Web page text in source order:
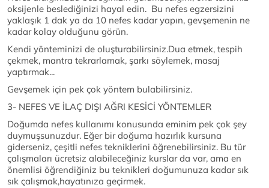
oksijenle beslediğinizi hayal edin. Bu nefes egzersizini
yaklaşık 1 dak ya da 10 nefes kadar yapın, gevşemenin ne
kadar kolay olduğunu görün.
Kendi yönteminizi de oluşturabilirsiniz.Dua etmek, tespih
çekmek, mantra tekrarlamak, şarkı söylemek, masaj
yaptırmak...
Gevşemek için pek çok yöntem bulabilirsiniz.
3- NEFES VE İLAÇ DIŞI AĞRI KESİCİ YÖNTEMLER
Doğumda nefes kullanımı konusunda eminim pek çok şey
duymuşsunuzdur. Eğer bir doğuma hazırlık kursuna
giderseniz, çeşitli nefes tekniklerini öğrenebilirsiniz. Bu tür
çalışmaları ücretsiz alabileceğiniz kurslar da var, ama en
önemlisi öğrendiğiniz bu teknikleri doğumunuza kadar sık
sık çalışmak,hayatınıza geçirmek.